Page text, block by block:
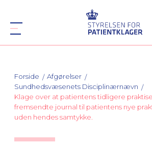
Forside
Afgørelser
Sundhedsvæsenets Disciplinærnævn
Klage over at patientens tidligere
fremsendte journal til patientens nye
uden hendes samtykke.